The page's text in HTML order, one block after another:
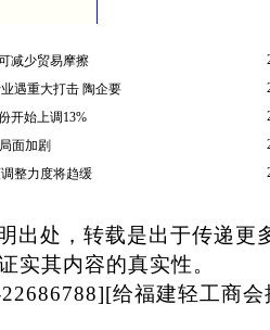
减少贸易摩擦
遇重大打击 陶企要
开始上调13%
面加剧
整力度将趋缓
出处，转载是出于传递更
实其内容的真实性。
给福建轻工商